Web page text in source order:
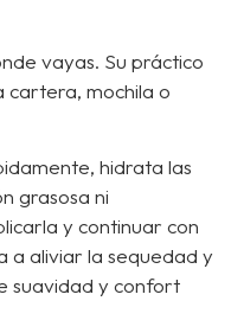
vayas. Su práctico
cartera, mochila o
hidrata las
grasosa ni
y continuar con
a aliviar la sequedad y
suavidad y confort